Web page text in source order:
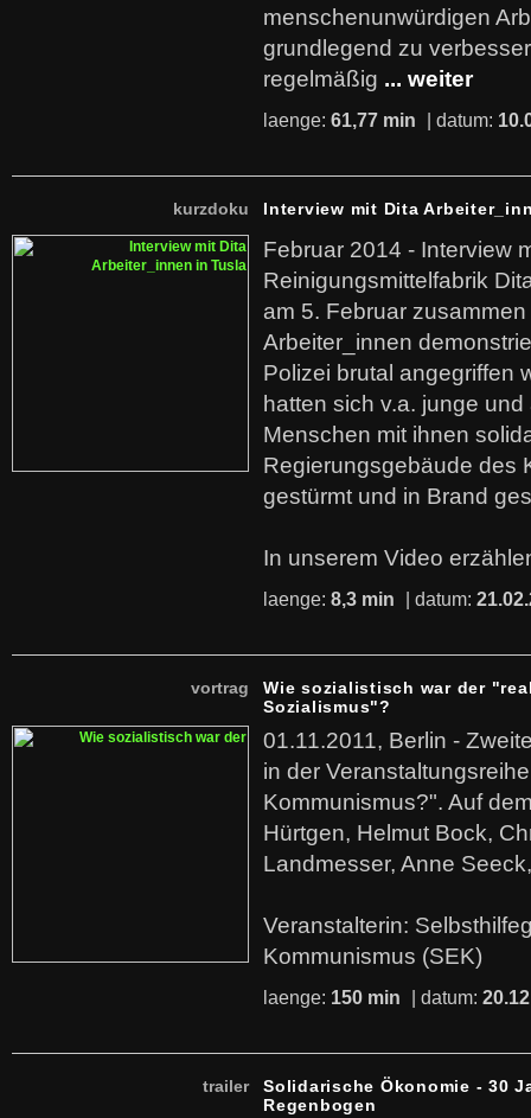
menschenunwürdigen
grundlegend zu
regelmäßig ... weiter
laenge: 61,77 min | datum:
kurzdoku Interview mit Dita
Februar 2014 - Interview
Reinigungsmittelfabrik
am 5. Februar
Arbeiter_innen
Polizei brutal angegriffen
hatten sich v.a. junge
Menschen mit ihnen
Regierungsgebäude des
gestürmt und in Brand
In unserem Video
laenge: 8,3 min | datum:
vortrag
Wie sozialistisch war der
Sozialismus"?
01.11.2011, Berlin -
in der
Kommunismus?". Auf
Hürtgen, Helmut Bock,
Landmesser, Anne
Veranstalterin:
Kommunismus (SEK)
laenge: 150 min | datum:
trailer
Solidarische Ökonomie - 30
Regenbogen